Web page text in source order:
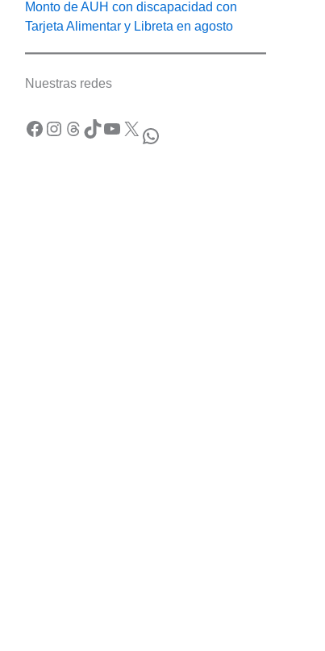
Monto de AUH con discapacidad con
Tarjeta Alimentar y Libreta en agosto
Nuestras redes
Facebook Instagram Threads TikTok YouTube X WhatsApp